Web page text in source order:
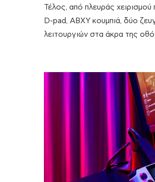
Τέλος, από πλευράς
D-pad, ABXY κουμπιά, δύο
λειτουργιών στα άκρα της